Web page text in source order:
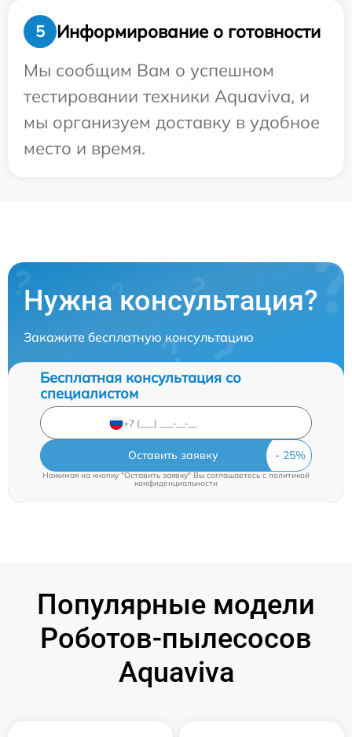
5
Информирование о готовности
Мы сообщим Вам о успешном
тестировании техники Aquaviva, и
мы организуем доставку в удобное
место и время.
Нужна консультация?
Закажите бесплатную консультацию
Бесплатная консультация со
специалистом
Оставить заявку
Нажимая на кнопку "Оставить заявку" Вы соглашаетесь c политикой
конфиденциальности
Популярные модели
Роботов-пылесосов
Aquaviva